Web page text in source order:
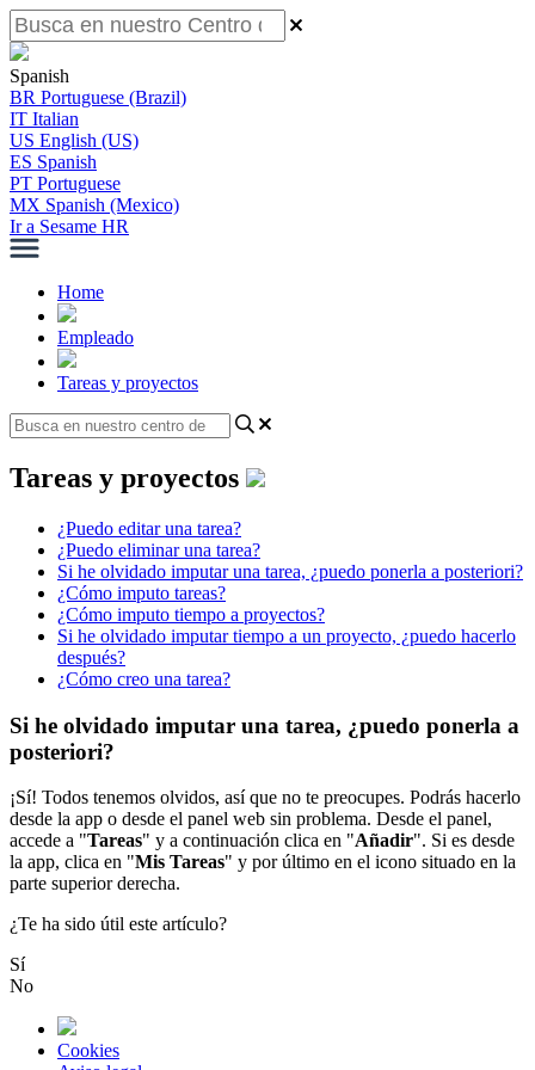
Spanish
BR Portuguese (Brazil)
IT Italian
US English (US)
ES Spanish
PT Portuguese
MX Spanish (Mexico)
Ir a Sesame HR
Home
Empleado
Tareas y proyectos
Tareas y proyectos
¿Puedo editar una tarea?
¿Puedo eliminar una tarea?
Si he olvidado imputar una tarea, ¿puedo ponerla a posteriori?
¿Cómo imputo tareas?
¿Cómo imputo tiempo a proyectos?
Si he olvidado imputar tiempo a un proyecto, ¿puedo hacerlo
después?
¿Cómo creo una tarea?
Si he olvidado imputar una tarea, ¿puedo ponerla a
posteriori?
¡Sí! Todos tenemos olvidos, así que no te preocupes. Podrás hacerlo
desde la app o desde el panel web sin problema. Desde el panel,
accede a "Tareas" y a continuación clica en "Añadir". Si es desde
la app, clica en "Mis Tareas" y por último en el icono situado en la
parte superior derecha.
¿Te ha sido útil este artículo?
Sí
No
Cookies